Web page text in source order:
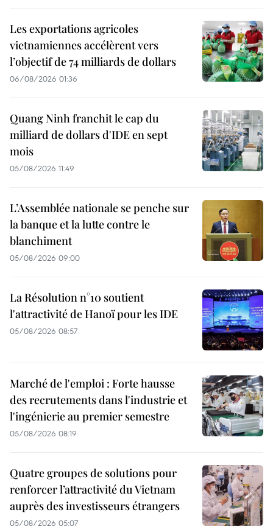
Les exportations agricoles
vietnamiennes accélèrent vers
l’objectif de 74 milliards de dollars
06/08/2026 01:36
Quang Ninh franchit le cap du
milliard de dollars d'IDE en sept
mois
05/08/2026 11:49
L’Assemblée nationale se penche sur
la banque et la lutte contre le
blanchiment
05/08/2026 09:00
La Résolution n°10 soutient
l'attractivité de Hanoï pour les IDE
05/08/2026 08:57
Marché de l'emploi : Forte hausse
des recrutements dans l'industrie et
l'ingénierie au premier semestre
05/08/2026 08:19
Quatre groupes de solutions pour
renforcer l’attractivité du Vietnam
auprès des investisseurs étrangers
05/08/2026 05:07